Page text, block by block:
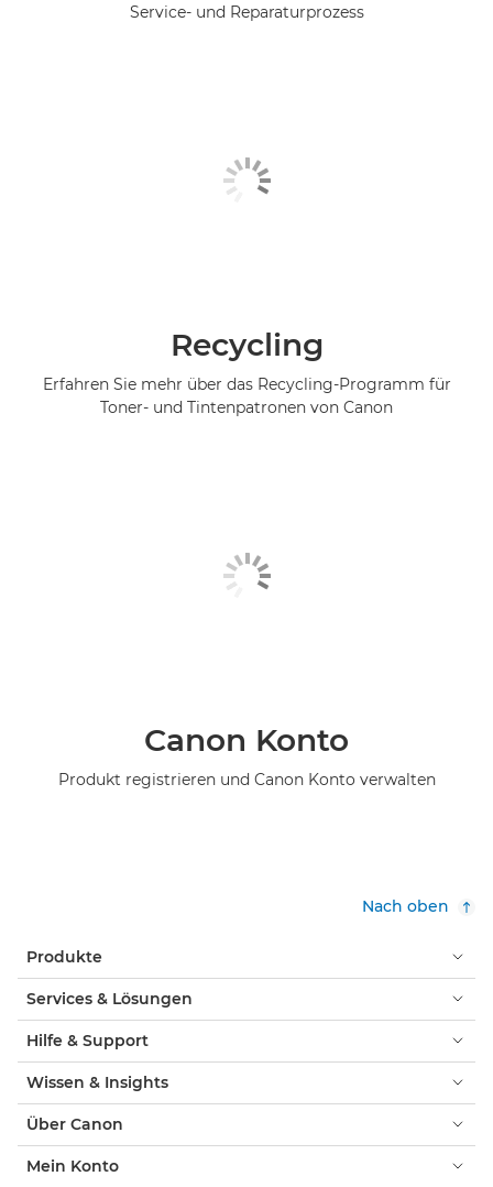
Service- und Reparaturprozess
Recycling
Erfahren Sie mehr über das Recycling-Programm für
Toner- und Tintenpatronen von Canon
Canon Konto
Produkt registrieren und Canon Konto verwalten
Nach oben
Produkte
Services & Lösungen
Hilfe & Support
Wissen & Insights
Über Canon
Mein Konto